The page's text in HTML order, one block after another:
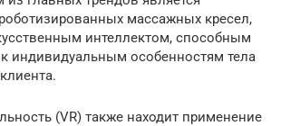
массажных кресел,
интеллектом, способным
индивидуальным особенностям тела
(VR) также находит применение